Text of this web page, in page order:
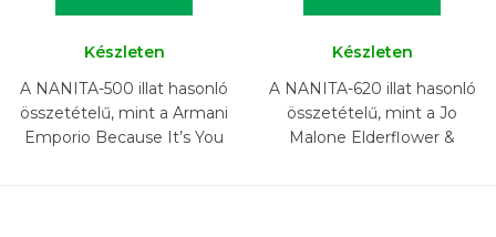
Készleten
A NANITA-500 illat hasonló
összetételű, mint a Armani
Emporio Because It’s You
Készleten
A NANITA-620 illat hasonló
összetételű, mint a Jo
Malone Elderflower &